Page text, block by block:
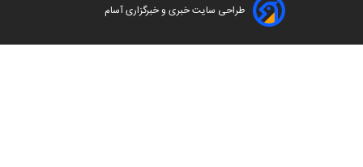
طراحی سایت خبری و خبرگزاری آسام